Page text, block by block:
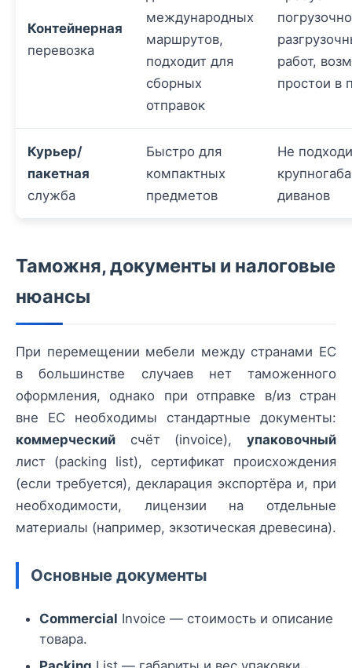
Контейнерная
перевозка
международных
маршрутов,
подходит для
сборных
отправок
работ,
простои в
Курьер/
пакетная
служба
Быстро для
компактных
предметов
Не
диванов
Таможня, документы и налоговые
нюансы
При перемещении мебели между странами ЕС
в большинстве случаев нет таможенного
оформления, однако при отправке в/из стран
вне ЕС необходимы стандартные документы:
коммерческий счёт (invoice), упаковочный
лист (packing list), сертификат происхождения
(если требуется), декларация экспортёра и, при
необходимости, лицензии на отдельные
материалы (например, экзотическая древесина).
Основные документы
Commercial Invoice — стоимость и описание
товара.